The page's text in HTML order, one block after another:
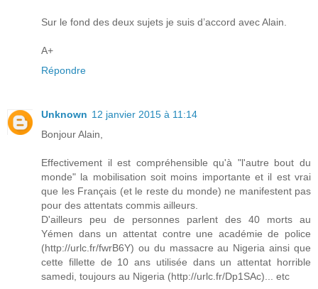
Sur le fond des deux sujets je suis d’accord avec Alain.
A+
Répondre
Unknown 12 janvier 2015 à 11:14
Bonjour Alain,
Effectivement il est compréhensible qu'à "l'autre bout du
monde" la mobilisation soit moins importante et il est vrai
que les Français (et le reste du monde) ne manifestent pas
pour des attentats commis ailleurs.
D'ailleurs peu de personnes parlent des 40 morts au
Yémen dans un attentat contre une académie de police
(http://urlc.fr/fwrB6Y) ou du massacre au Nigeria ainsi que
cette fillette de 10 ans utilisée dans un attentat horrible
samedi, toujours au Nigeria (http://urlc.fr/Dp1SAc)... etc